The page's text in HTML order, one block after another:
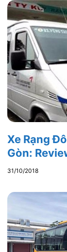
Xe Rạng
Gòn:
31/10/2018